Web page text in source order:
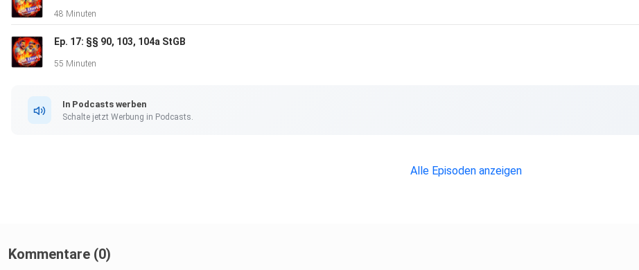
Produktion: Alexander Pfeiffer
48 Minuten
Ep. 17: §§ 90, 103, 104a StGB
55 Minuten
In Podcasts werben
Schalte jetzt Werbung in Podcasts.
Alle Episoden anzeigen
Kommentare (0)